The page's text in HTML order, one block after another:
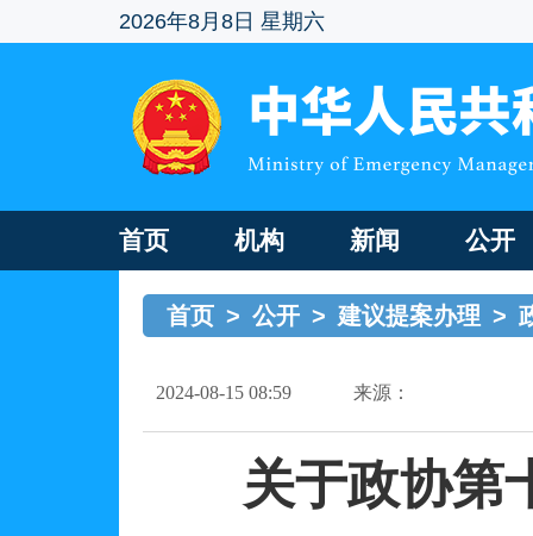
2026年8月8日 星期六
首页 机构 新闻 公开
首页 > 公开 > 建议提案办理 >
2024-08-15 08:59 来源：
关于政协第